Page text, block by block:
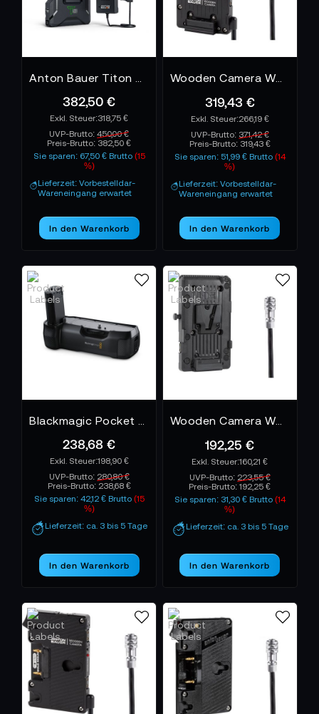
382,50 €
318,75 €
UVP-Brutto:450,00 €
Preis-Brutto: 382,50 €
Sie sparen: 67,50 € Brutto (15
%)
Lieferzeit: Vorbestelldar-
Wareneingang erwartet
In den Warenkorb
319,43 €
266,19 €
UVP-Brutto: 371,42 €
Preis-Brutto: 319,43 €
Sie sparen: 51,99 € Brutto (14
%)
Lieferzeit: Vorbestelldar-
Wareneingang erwartet
In den Warenkorb
238,68 €
198,90 €
UVP-Brutto: 280,80 €
Preis-Brutto: 238,68 €
Sie sparen: 42,12 € Brutto (15
%)
Lieferzeit: ca. 3 bis 5 Tage
In den Warenkorb
192,25 €
160,21 €
UVP-Brutto: 223,55 €
Preis-Brutto:192,25 €
Sie sparen: 31,30 € Brutto (14
%)
Lieferzeit: ca. 3 bis 5 Tage
In den Warenkorb